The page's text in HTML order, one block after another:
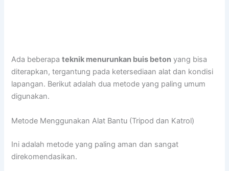
Ada beberapateknik menurunkan buis beton yang bisa
diterapkan, tergantung pada ketersediaan alat dan kondisi
lapangan. Berikut adalah dua metode yang paling umum
digunakan.
Metode Menggunakan Alat Bantu (Tripod dan Katrol)
Ini adalah metode yang paling aman dan sangat
direkomendasikan.